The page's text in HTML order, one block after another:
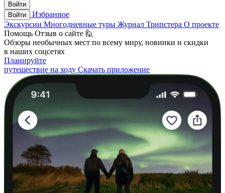
Войти
Войти
Избранное
Экскурсии Многодневные туры Журнал Трипстера О проекте
Помощь Отзыв о сайте 🙋
Обзоры необычных мест по всему миру, новинки и скидки
в наших соцсетях
Планируйте
путешествие на ходу Скачать приложение